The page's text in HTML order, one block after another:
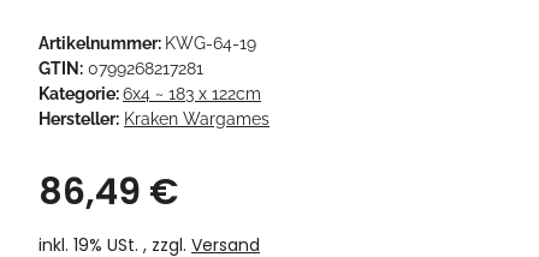
Artikelnummer: KWG-64-19
GTIN: 0799268217281
Kategorie:6x4 ~ 183 x 122cm
Hersteller: Kraken Wargames
86,49 €
inkl. 19% USt. , zzgl. Versand